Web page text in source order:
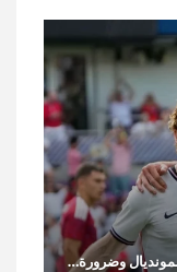
وضرورة…